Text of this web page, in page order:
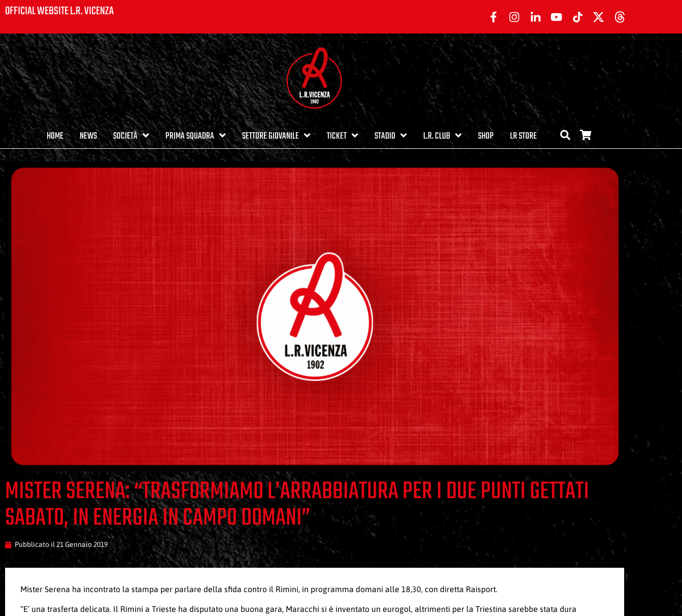
OFFICIAL WEBSITE L.R. VICENZA
HOME NEWS SOCIETÀ PRIMA SQUADRA SETTORE GIOVANILE TICKET STADIO L.R. CLUB SHOP LR STORE
MISTER SERENA: “TRASFORMIAMO L’ARRABBIATURA PER I DUE PUNTI GETTATI
SABATO, IN ENERGIA IN CAMPO DOMANI”
Pubblicato il 21 Gennaio 2019
Mister Serena ha incontrato la stampa per parlare della sfida contro il Rimini, in programma domani alle 18,30, con diretta Raisport.
“E’ una trasferta delicata. Il Rimini a Trieste ha disputato una buona gara, Maracchi si è inventato un eurogol, altrimenti per la Triestina sarebbe stata dura